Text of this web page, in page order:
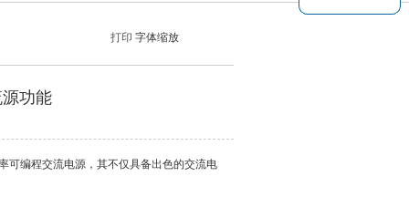
打印 字体缩放
源功能
编程交流电源，其不仅具备出色的交流电